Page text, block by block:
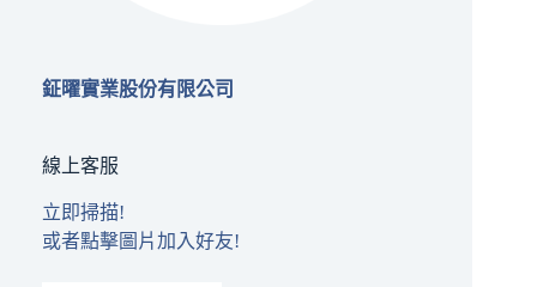
鉦曜實業股份有限公司
線上客服
立即掃描!
或者點擊圖片加入好友!